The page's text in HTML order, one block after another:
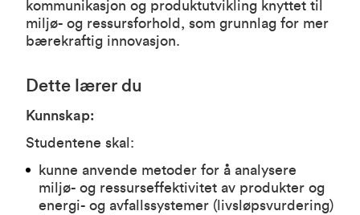
kommunikasjon og produktutvikling knyttet til
miljø- og ressursforhold, som grunnlag for mer
bærekraftig innovasjon.
Dette lærer du
Kunnskap:
Studentene skal:
kunne anvende metoder for å analysere
miljø- og ressurseffektivitet av produkter og
energi- og avfallssystemer (livsløpsvurdering)